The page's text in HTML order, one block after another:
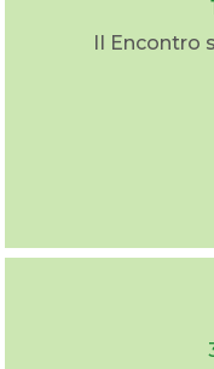
II Encontro